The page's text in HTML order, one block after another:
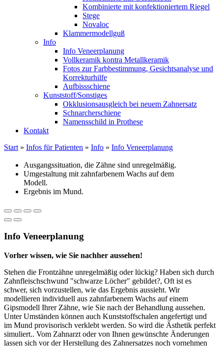
Kombinierte mit konfektioniertem Riegel
Stege
Novaloc
Klammermodellguß
Info
Info Veneerplanung
Vollkeramik kontra Metallkeramik
Fotos zur Farbbestimmung, Gesichtsanalyse und
Korrekturhilfe
Aufbissschiene
Kunststoff/Sonstiges
Okklusionsausgleich bei neuem Zahnersatz
Schnarcherschiene
Namensschild in Prothese
Kontakt
Start » Infos für Patienten » Info » Info Veneerplanung
Ausgangssituation, die Zähne sind unregelmäßig.
Umgestaltung mit zahnfarbenem Wachs auf dem
Modell.
Ergebnis im Mund.
Info Veneerplanung
Vorher wissen, wie Sie nachher aussehen!
Stehen die Frontzähne unregelmäßig oder lückig? Haben sich durch
Zahnfleischschwund "schwarze Löcher" gebildet?, Oft ist es
schwer, sich vorzustellen, wie das Ergebnis aussieht. Wir
modellieren individuell aus zahnfarbenem Wachs auf einem
Gipsmodell Ihrer Zähne, wie Sie nach der Behandlung aussehen.
Unter Umständen können auch Kunststoffschalen angefertigt und
im Mund provisorisch verklebt werden. So wird die Ästhetik perfekt
simuliert.. Vom Zahnarzt oder von Ihnen gewünschte Änderungen
lassen sich vor der Herstellung des Zahnersatzes noch vornehmen